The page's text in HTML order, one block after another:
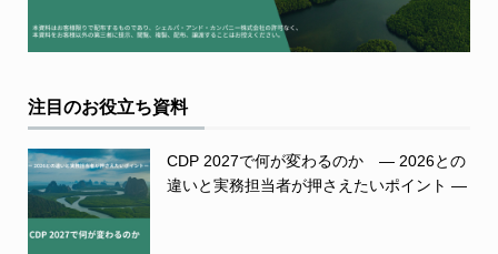
注目のお役立ち資料
CDP 2027で何が変わるのか ― 2026との
違いと実務担当者が押さえたいポイント ―